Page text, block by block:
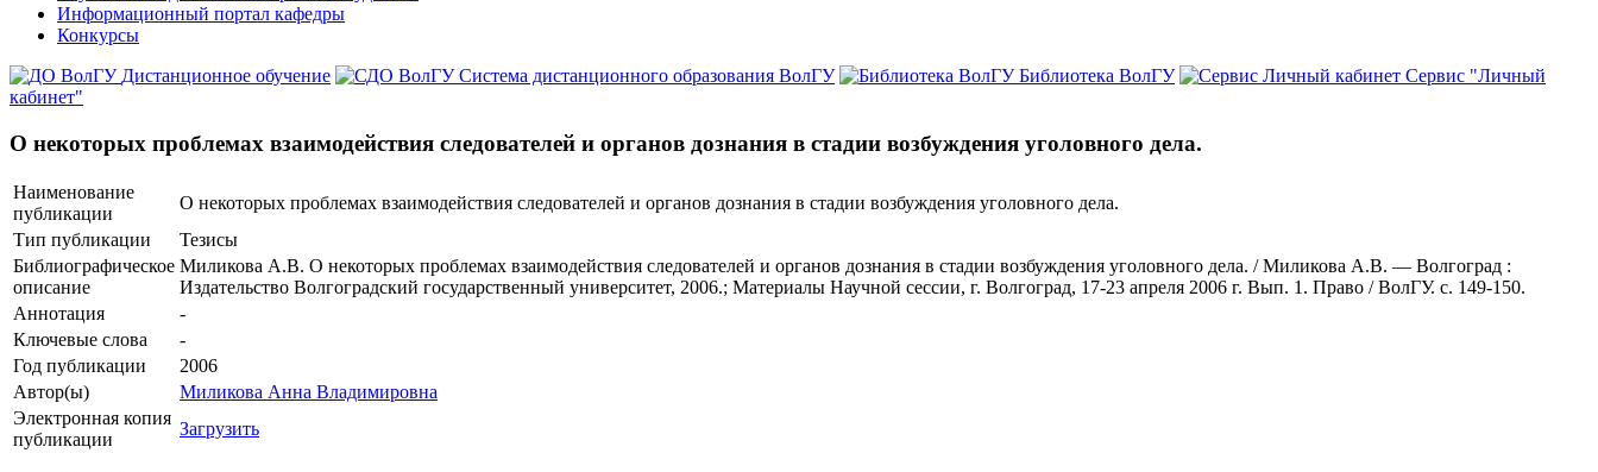
Информационный портал кафедры
Конкурсы
Дистанционное обучение
Система дистанционного образования ВолГУ Библиотека ВолГУ
Сервис "Личный
кабинет"
О некоторых проблемах взаимодействия следователей и органов дознания в стадии возбуждения уголовного дела.
Наименование
публикации
О некоторых проблемах взаимодействия следователей и органов дознания в стадии возбуждения уголовного дела.
Тип публикации
Тезисы
Библиографическое
описание
Миликова А.В. О некоторых проблемах взаимодействия следователей и органов дознания в стадии возбуждения уголовного дела. / Миликова А.В. — Волгоград :
Издательство Волгоградский государственный университет, 2006.; Материалы Научной сессии, г. Волгоград, 17-23 апреля 2006 г. Вып. 1. Право / ВолГУ. с. 149-150.
Аннотация
-
Ключевые cлова
-
Год публикации
2006
Автор(ы)
Миликова Анна Владимировна
Электронная копия
публикации
Загрузить